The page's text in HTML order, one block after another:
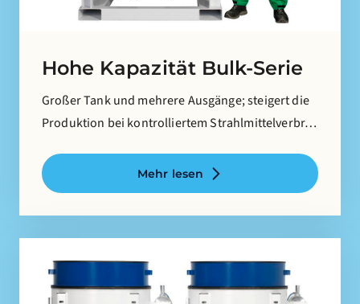
Hohe Kapazität Bulk-Serie
Großer Tank und mehrere Ausgänge; steigert die
Produktion bei kontrolliertem Strahlmittelverbr…
Mehr lesen